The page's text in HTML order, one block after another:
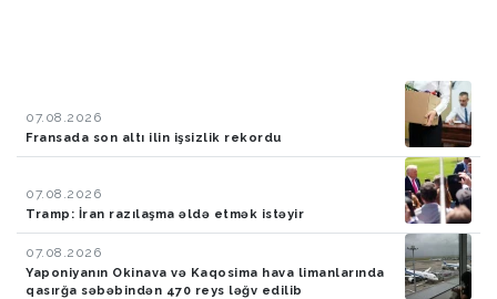
07.08.2026
Fransada son altı ilin işsizlik rekordu
07.08.2026
Tramp: İran razılaşma əldə etmək istəyir
07.08.2026
Yaponiyanın Okinava və Kaqosima hava limanlarında
qasırğa səbəbindən 470 reys ləğv edilib